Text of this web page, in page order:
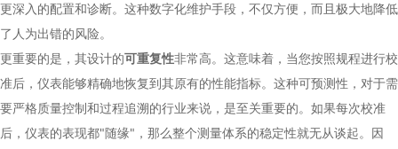
更深入的配置和诊断。这种数字化维护手段，不仅方便，而且极大地降低
了人为出错的风险。
更重要的是，其设计的可重复性非常高。这意味着，当您按照规程进行校
准后，仪表能够精确地恢复到其原有的性能指标。这种可预测性，对于需
要严格质量控制和过程追溯的行业来说，是至关重要的。如果每次校准
后，仪表的表现都"随缘"，那么整个测量体系的稳定性就无从谈起。因